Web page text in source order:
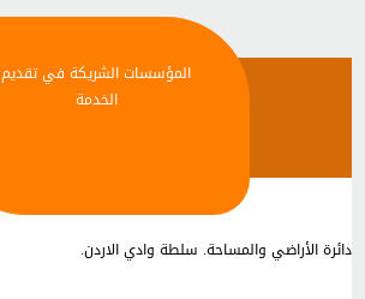
المؤسسات الشريكة في تقديم
الخدمة
دائرة الأراضي والمساحة. سلطة وادي الاردن.